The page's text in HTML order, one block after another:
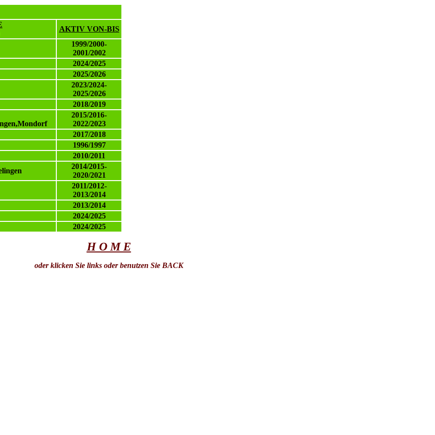
AKTIV VON-BIS
1999/2000-
2001/2002
2024/2025
2025/2026
2023/2024-
2025/2026
2018/2019
2015/2016-
2022/2023
2017/2018
1996/1997
2010/2011
2014/2015-
2020/2021
2011/2012-
2013/2014
2013/2014
2024/2025
2024/2025
H O M E
oder klicken Sie links oder benutzen Sie BACK